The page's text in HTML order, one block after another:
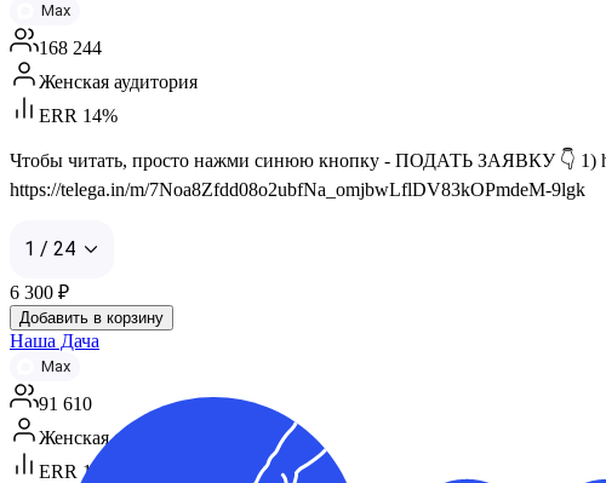
Max
168 244
Женская аудитория
ERR 14%
Чтобы читать, просто нажми синюю кнопку - ПОДАТЬ ЗАЯВКУ 👇 1)
https://telega.in/m/7Noa8Zfdd08o2ubfNa_omjbwLflDV83kOPmdeM-9lgk
1 / 24
6 300 ₽
Добавить в корзину
Наша Дача
Max
91 610
Женская аудитория
ERR 10%